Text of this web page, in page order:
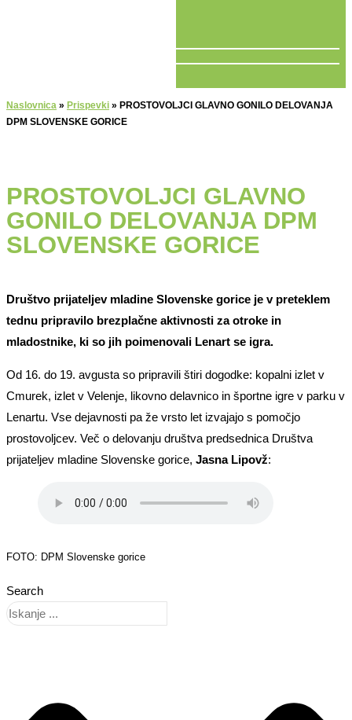
Naslovnica » Prispevki » PROSTOVOLJCI GLAVNO GONILO DELOVANJA
DPM SLOVENSKE GORICE
PROSTOVOLJCI GLAVNO
GONILO DELOVANJA DPM
SLOVENSKE GORICE
Društvo prijateljev mladine Slovenske gorice je v preteklem
tednu pripravilo brezplačne aktivnosti za otroke in
mladostnike, ki so jih poimenovali Lenart se igra.
Od 16. do 19. avgusta so pripravili štiri dogodke: kopalni izlet v
Cmurek, izlet v Velenje, likovno delavnico in športne igre v parku v
Lenartu. Vse dejavnosti pa že vrsto let izvajajo s pomočjo
prostovoljcev. Več o delovanju društva predsednica Društva
prijateljev mladine Slovenske gorice, Jasna Lipovž:
FOTO: DPM Slovenske gorice
Search